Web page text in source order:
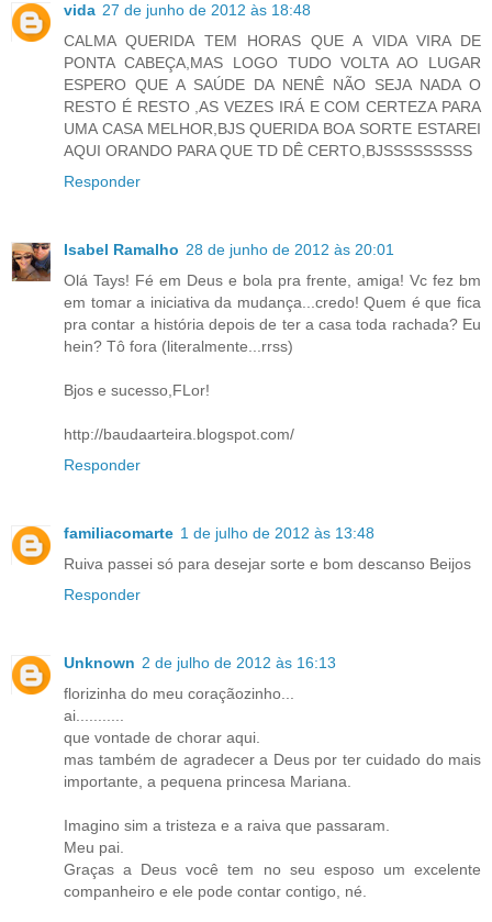
vida 27 de junho de 2012 às 18:48
CALMA QUERIDA TEM HORAS QUE A VIDA VIRA DE
PONTA CABEÇA,MAS LOGO TUDO VOLTA AO LUGAR
ESPERO QUE A SAÚDE DA NENÊ NÃO SEJA NADA O
RESTO É RESTO ,AS VEZES IRÁ E COM CERTEZA PARA
UMA CASA MELHOR,BJS QUERIDA BOA SORTE ESTAREI
AQUI ORANDO PARA QUE TD DÊ CERTO,BJSSSSSSSSS
Responder
Isabel Ramalho 28 de junho de 2012 às 20:01
Olá Tays! Fé em Deus e bola pra frente, amiga! Vc fez bm
em tomar a iniciativa da mudança...credo! Quem é que fica
pra contar a história depois de ter a casa toda rachada? Eu
hein? Tô fora (literalmente...rrss)
Bjos e sucesso,FLor!
http://baudaarteira.blogspot.com/
Responder
familiacomarte 1 de julho de 2012 às 13:48
Ruiva passei só para desejar sorte e bom descanso Beijos
Responder
Unknown 2 de julho de 2012 às 16:13
florizinha do meu coraçãozinho...
ai...........
que vontade de chorar aqui.
mas também de agradecer a Deus por ter cuidado do mais
importante, a pequena princesa Mariana.
Imagino sim a tristeza e a raiva que passaram.
Meu pai.
Graças a Deus você tem no seu esposo um excelente
companheiro e ele pode contar contigo, né.